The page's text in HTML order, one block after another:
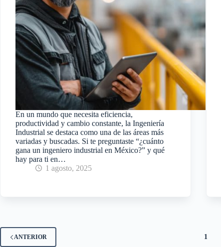
En un mundo que ͏͏necesita eficiencia,
p͏rodu͏ctividad y cambio constante, la Ingeniería
Ind͏ustrial se destaca como una de las áreas más
variadas y buscadas. Si te preguntaste “¿cuánto
gana un ingeniero industrial en México?” y qué
hay ͏para ti e͏n…
1 agosto, 2025
ANTERIOR 1